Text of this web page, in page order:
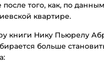
после того, как, по
квартире.
книги Нику Пьюрелу
больше